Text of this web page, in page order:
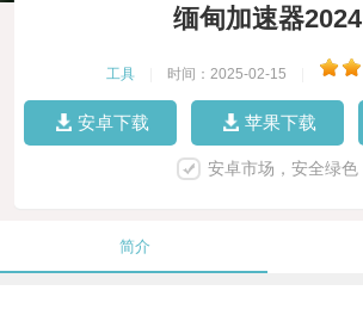
缅甸加速器2024
工具 时间：2025-02-15
安卓下载 苹果下载
安卓市场，安全绿色
简介